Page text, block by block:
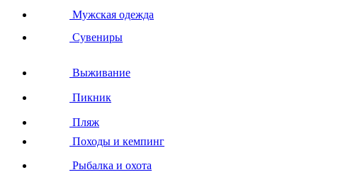
Мужская одежда
Сувениры
Выживание
Пикник
Пляж
Походы и кемпинг
Рыбалка и охота